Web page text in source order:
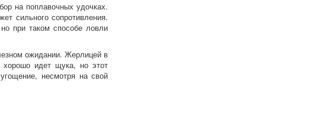
на поплавочных удочках.
сильного сопротивления.
при таком способе ловли
ожидании. Жерлицей в
идет щука, но этот
несмотря на свой